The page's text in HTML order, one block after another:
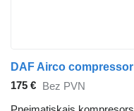
175 € Bez PVN